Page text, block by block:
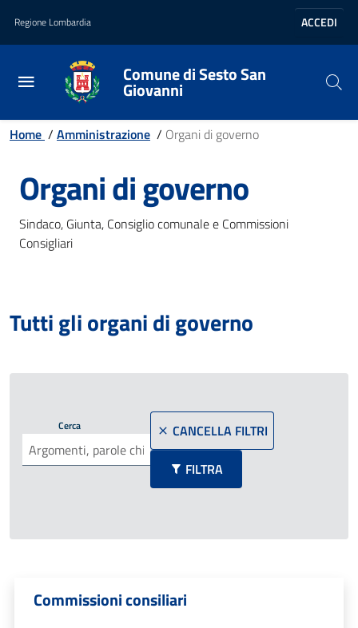
Vai al contenuto principale
Vai al footer
Regione Lombardia ACCEDI
Comune di Sesto San
Giovanni
Home / Amministrazione / Organi di governo
Organi di governo
Sindaco, Giunta, Consiglio comunale e Commissioni
Consigliari
Tutti gli organi di governo
Cerca
CANCELLA FILTRI
FILTRA
Commissioni consiliari